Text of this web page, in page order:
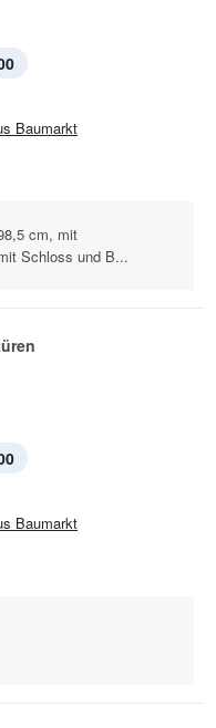
Baumarkt
cm, mit
Schloss und B...
Baumarkt